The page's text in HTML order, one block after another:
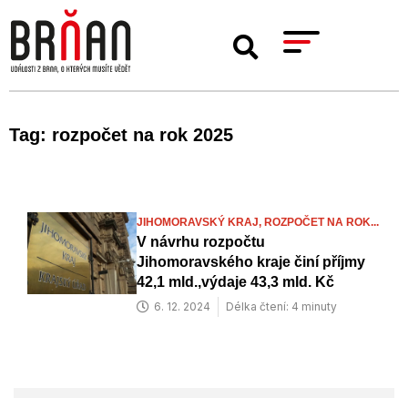
Tag: rozpočet na rok 2025
JIHOMORAVSKÝ KRAJ, ROZPOČET NA ROK...
V návrhu rozpočtu
Jihomoravského kraje činí příjmy
42,1 mld.,výdaje 43,3 mld. Kč
6. 12. 2024 Délka čtení: 4 minuty